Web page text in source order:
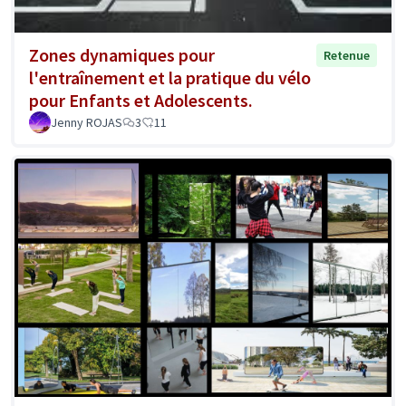
Zones dynamiques pour
l'entraînement et la pratique du vélo
pour Enfants et Adolescents.
Retenue
Jenny ROJAS 3 11